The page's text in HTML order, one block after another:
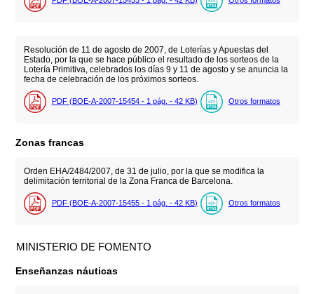
Resolución de 11 de agosto de 2007, de Loterías y Apuestas del
Estado, por la que se hace público el resultado de los sorteos de la
Lotería Primitiva, celebrados los días 9 y 11 de agosto y se anuncia la
fecha de celebración de los próximos sorteos.
PDF (BOE-A-2007-15454 - 1 pág. - 42 KB) Otros formatos
Zonas francas
Orden EHA/2484/2007, de 31 de julio, por la que se modifica la
delimitación territorial de la Zona Franca de Barcelona.
PDF (BOE-A-2007-15455 - 1 pág. - 42 KB) Otros formatos
MINISTERIO DE FOMENTO
Enseñanzas náuticas